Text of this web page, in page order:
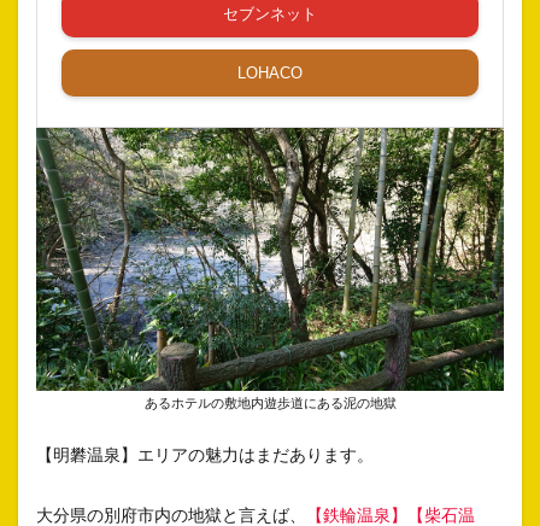
セブンネット
LOHACO
あるホテルの敷地内遊歩道にある泥の地獄
【明礬温泉】エリアの魅力はまだあります。
大分県の別府市内の地獄と言えば、 【鉄輪温泉】
【柴石温